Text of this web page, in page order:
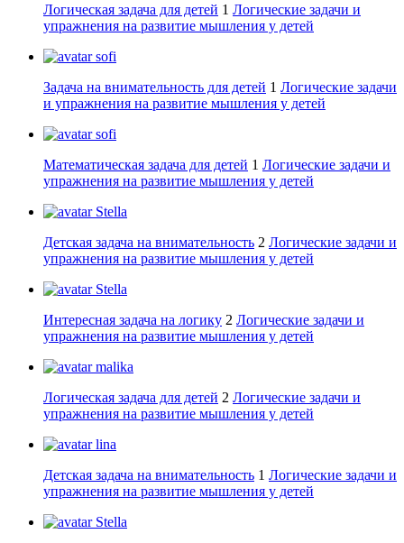
Логическая задача для детей 1 Логические задачи и
упражнения на развитие мышления у детей
sofi
Задача на внимательность для детей 1 Логические задачи
и упражнения на развитие мышления у детей
sofi
Математическая задача для детей 1 Логические задачи и
упражнения на развитие мышления у детей
Stella
Детская задача на внимательность 2 Логические задачи и
упражнения на развитие мышления у детей
Stella
Интересная задача на логику 2 Логические задачи и
упражнения на развитие мышления у детей
malika
Логическая задача для детей 2 Логические задачи и
упражнения на развитие мышления у детей
lina
Детская задача на внимательность 1 Логические задачи и
упражнения на развитие мышления у детей
Stella